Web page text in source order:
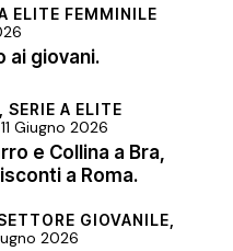
ELITE FEMMINILE
ai giovani.
SERIE A ELITE
11 Giugno 2026
e Collina a Bra,
a Roma.
GIOVANILE,
2026